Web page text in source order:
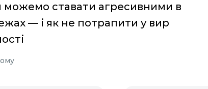
можемо ставати агресивними в
— і як не потрапити у вир